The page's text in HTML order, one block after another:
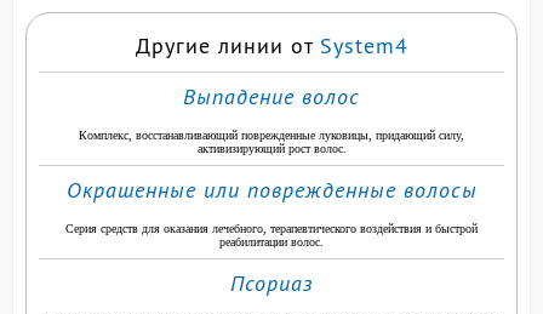
Другие линии от System4
Выпадение волос
Комплекс, восстанавливающий поврежденные луковицы, придающий силу,
активизирующий рост волос.
Окрашенные или поврежденные волосы
Серия средств для оказания лечебного, терапевтического воздействия и быстрой
реабилитации волос.
Псориаз